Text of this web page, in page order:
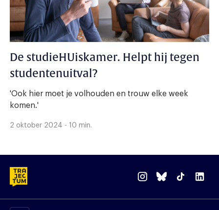
De studieHUiskamer. Helpt hij tegen
studentenuitval?
'Ook hier moet je volhouden en trouw elke week
komen.'
2 oktober 2024 - 10 min.